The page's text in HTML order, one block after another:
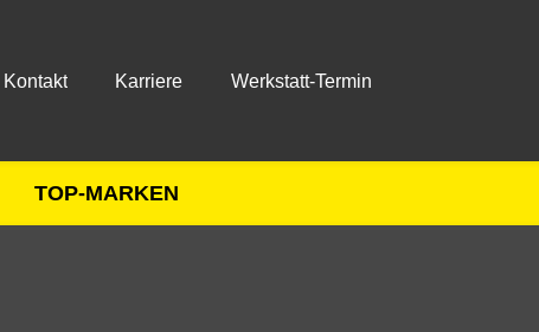
Kontakt Karriere Werkstatt-Termin
TOP-MARKEN